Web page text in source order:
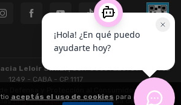
Leloir S.R.L.| CUIT 33609220789 - Larrea
1249 - CABA - CP 1117
Defensa y Protección al Consumidor: Para
[ingrese aquí]| Nación: Defensa de las y los
aceptás el uso de cookies para agilizar tu